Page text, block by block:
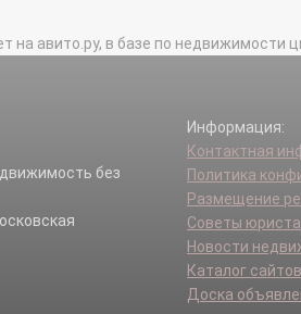
на авито.ру, в базе по недвижимости
без
Информация:
Контактная
Политика
Размещение
Советы юриста
Новости
Каталог сайтов
Доска